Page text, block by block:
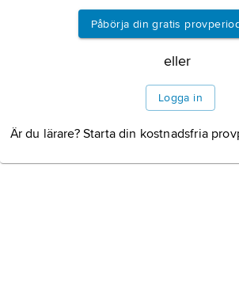
Påbörja din gratis
eller
Logga in
Är du lärare? Starta din kostnadsfria